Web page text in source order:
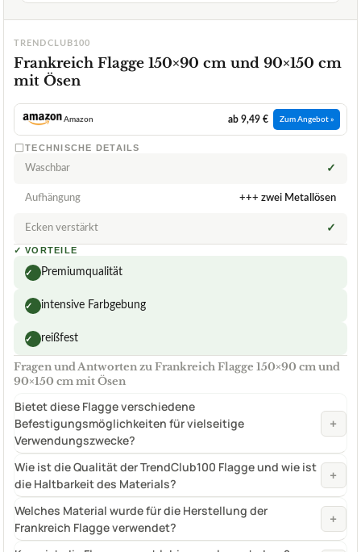
TRENDCLUB100
Frankreich Flagge 150×90 cm und 90×150 cm
mit Ösen
Amazon ab 9,49 € Zum Angebot »
TECHNISCHE DETAILS
Waschbar ✓
Aufhängung +++ zwei Metallösen
Ecken verstärkt ✓
✓ VORTEILE
✓ Premiumqualität
✓ intensive Farbgebung
✓ reißfest
Fragen und Antworten zu Frankreich Flagge 150×90 cm und
90×150 cm mit Ösen
Bietet diese Flagge verschiedene
Befestigungsmöglichkeiten für vielseitige
Verwendungszwecke?
+
Wie ist die Qualität der TrendClub100 Flagge und wie ist
die Haltbarkeit des Materials?
+
Welches Material wurde für die Herstellung der
Frankreich Flagge verwendet?
+